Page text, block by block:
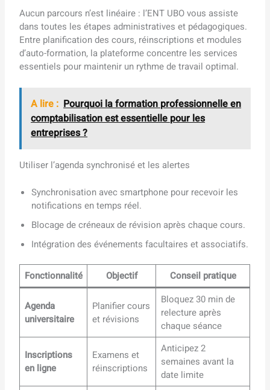
Aucun parcours n’est linéaire : l’ENT UBO vous assiste
dans toutes les étapes administratives et pédagogiques.
Entre planification des cours, réinscriptions et modules
d’auto-formation, la plateforme concentre les services
essentiels pour maintenir un rythme de travail optimal.
A lire : Pourquoi la formation professionnelle en
comptabilisation est essentielle pour les
entreprises ?
Utiliser l’agenda synchronisé et les alertes
Synchronisation avec smartphone pour recevoir les
notifications en temps réel.
Blocage de créneaux de révision après chaque cours.
Intégration des événements facultaires et associatifs.
Fonctionnalité Objectif Conseil pratique
Agenda
universitaire
Planifier cours
et révisions
Bloquez 30 min de
relecture après
chaque séance
Inscriptions
en ligne
Examens et
réinscriptions
Anticipez 2
semaines avant la
date limite